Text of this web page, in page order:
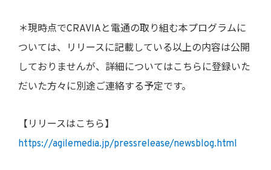
＊現時点でCRAVIAと電通の取り組む本プログラムに
ついては、リリースに記載している以上の内容は公開
しておりませんが、詳細についてはこちらに登録いた
だいた方々に別途ご連絡する予定です。
【リリースはこちら】
https://agilemedia.jp/pressrelease/newsblog.html